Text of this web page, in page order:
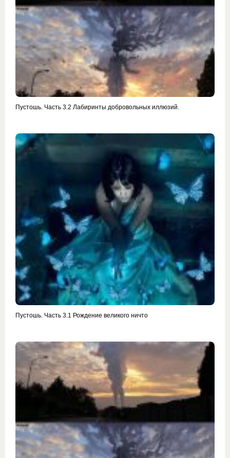
Пустошь. Часть 3.2 Лабиринты добровольных иллюзий.
Пустошь. Часть 3.1 Рождение великого ничто